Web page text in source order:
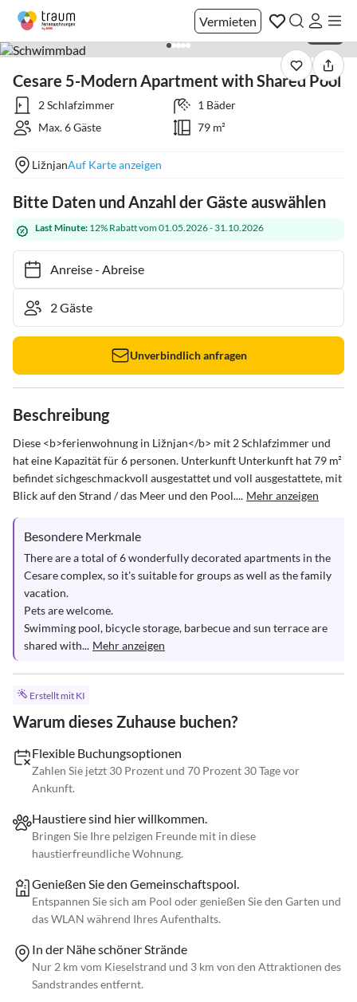
Vermieten
Cesare 5-Modern Apartment with Shared Pool
2 Schlafzimmer
1 Bäder
Max. 6 Gäste
79 m²
LižnjanAuf Karte anzeigen
Bitte Daten und Anzahl der Gäste auswählen
Last Minute: 12% Rabatt vom 01.05.2026 - 31.10.2026
Anreise- Abreise
Unverbindlich anfragen
Beschreibung
Diese <b>ferienwohnung in Ližnjan</b> mit 2 Schlafzimmer und
hat eine Kapazität für 6 personen. Unterkunft Unterkunft hat 79 m²
befindet sichgeschmackvoll ausgestattet und voll ausgestattete, mit
Blick auf den Strand / das Meer und den Pool.... Mehr anzeigen
Besondere Merkmale
There are a total of 6 wonderfully decorated apartments in the
Cesare complex, so it's suitable for groups as well as the family
vacation.
Pets are welcome.
Swimming pool, bicycle storage, barbecue and sun terrace are
shared with... Mehr anzeigen
Erstellt mit KI
Warum dieses Zuhause buchen?
Flexible Buchungsoptionen
Zahlen Sie jetzt 30 Prozent und 70 Prozent 30 Tage vor
Ankunft.
Haustiere sind hier willkommen.
Bringen Sie Ihre pelzigen Freunde mit in diese
haustierfreundliche Wohnung.
Genießen Sie den Gemeinschaftspool.
Entspannen Sie sich am Pool oder genießen Sie den Garten und
das WLAN während Ihres Aufenthalts.
In der Nähe schöner Strände
Nur 2 km vom Kieselstrand und 3 km von den Attraktionen des
Sandstrandes entfernt.